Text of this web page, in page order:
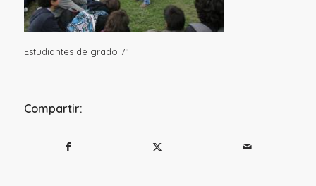
Estudiantes de grado 7°
Compartir: